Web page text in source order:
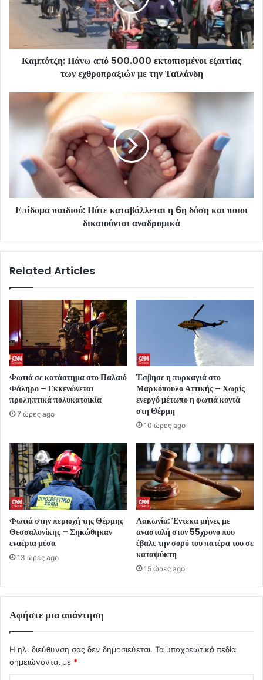
Καμπότζη: Πάνω από 500.000 εκτοπισμένοι εξαιτίας
των εχθροπραξιών με την Ταϊλάνδη
Επίδομα παιδιού: Πότε καταβάλλεται η 6η δόση και ποιοι
δικαιούνται αναδρομικά
Related Articles
Φωτιά σε κατάστημα στο Παλαιό
Φάληρο – Εκκενώνεται
προληπτικά πολυκατοικία
7 ώρες ago
Έσβησε η πυρκαγιά στο
Μαρκόπουλο Αττικής – Χωρίς
ενεργό μέτωπο η φωτιά κοντά
στη Θέρμη
10 ώρες ago
Φωτιά στην περιοχή της Θέρμης
Θεσσαλονίκης – Σηκώθηκαν
εναέρια μέσα
13 ώρες ago
Λακωνία: Έντεκα μήνες με
αναστολή στον 55χρονο που
έβαλε την σορό του πατέρα του σε
καταψύκτη
15 ώρες ago
Αφήστε μια απάντηση
Η ηλ. διεύθυνση σας δεν δημοσιεύεται. Τα υποχρεωτικά πεδία
σημειώνονται με *